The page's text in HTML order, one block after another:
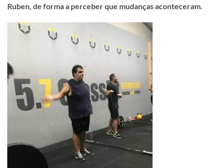
Ruben, de forma a perceber que mudanças aconteceram.